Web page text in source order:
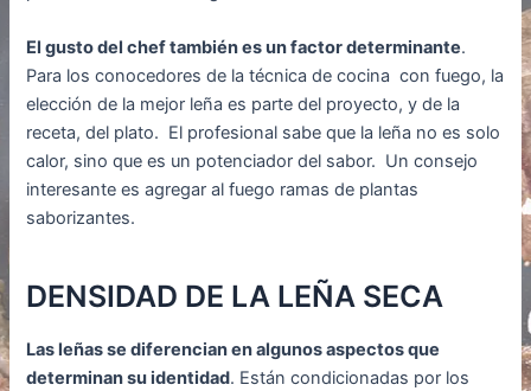
El gusto del chef también es un factor determinante.
Para los conocedores de la técnica de cocina con fuego, la
elección de la mejor leña es parte del proyecto, y de la
receta, del plato. El profesional sabe que la leña no es solo
calor, sino que es un potenciador del sabor. Un consejo
interesante es agregar al fuego ramas de plantas
saborizantes.
DENSIDAD DE LA LEÑA SECA
Las leñas se diferencian en algunos aspectos que
determinan su identidad. Están condicionadas por los